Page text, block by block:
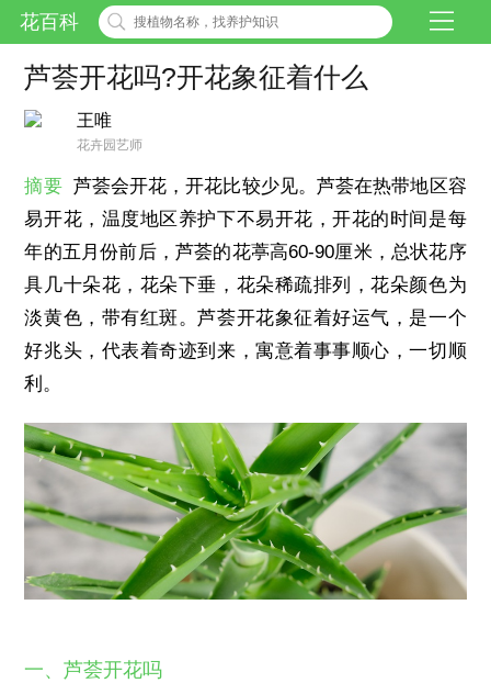
花百科
芦荟开花吗?开花象征着什么
王唯
花卉园艺师
摘要 芦荟会开花，开花比较少见。芦荟在热带地区容
易开花，温度地区养护下不易开花，开花的时间是每
年的五月份前后，芦荟的花葶高60-90厘米，总状花序
具几十朵花，花朵下垂，花朵稀疏排列，花朵颜色为
淡黄色，带有红斑。芦荟开花象征着好运气，是一个
好兆头，代表着奇迹到来，寓意着事事顺心，一切顺
利。
一、芦荟开花吗